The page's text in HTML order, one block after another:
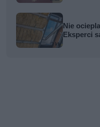
Nie
Eksperci